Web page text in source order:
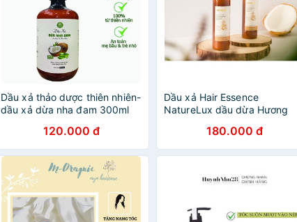
Dầu xả thảo dược thiên nhiên-
dầu xả dừa nha đam 300ml
120.000 đ
Dầu xả Hair Essence
NatureLux dầu dừa Hương
180.000 đ